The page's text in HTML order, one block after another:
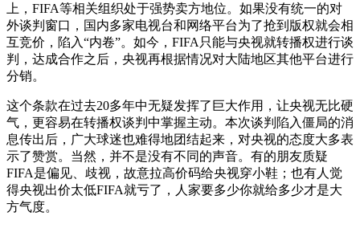
上，FIFA等相关组织处于强势卖方地位。如果没有统一的对
外谈判窗口，国内多家电视台和网络平台为了抢到版权就会相
互竞价，陷入“内卷”。如今，FIFA只能与央视就转播权进行谈
判，达成合作之后，央视再根据情况对大陆地区其他平台进行
分销。
这个条款在过去20多年中无疑发挥了巨大作用，让央视无比硬
气，更容易在转播权谈判中掌握主动。本次谈判陷入僵局的消
息传出后，广大球迷也难得地团结起来，对央视的态度大多表
示了赞赏。当然，并不是没有不同的声音。有的朋友质疑
FIFA是偏见、歧视，故意拉高价码给央视穿小鞋；也有人觉
得央视出价太低FIFA就亏了，人家要多少你就给多少才是大
方气度。